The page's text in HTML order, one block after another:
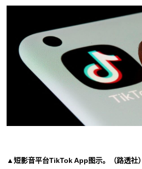
▲短影音平台TikTok App图示。（路透社）